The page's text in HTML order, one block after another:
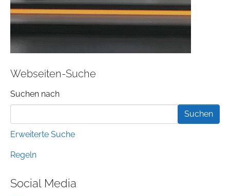
Webseiten-Suche
Suchformular
Suchen nach
Erweiterte Suche
Regeln
Social Media